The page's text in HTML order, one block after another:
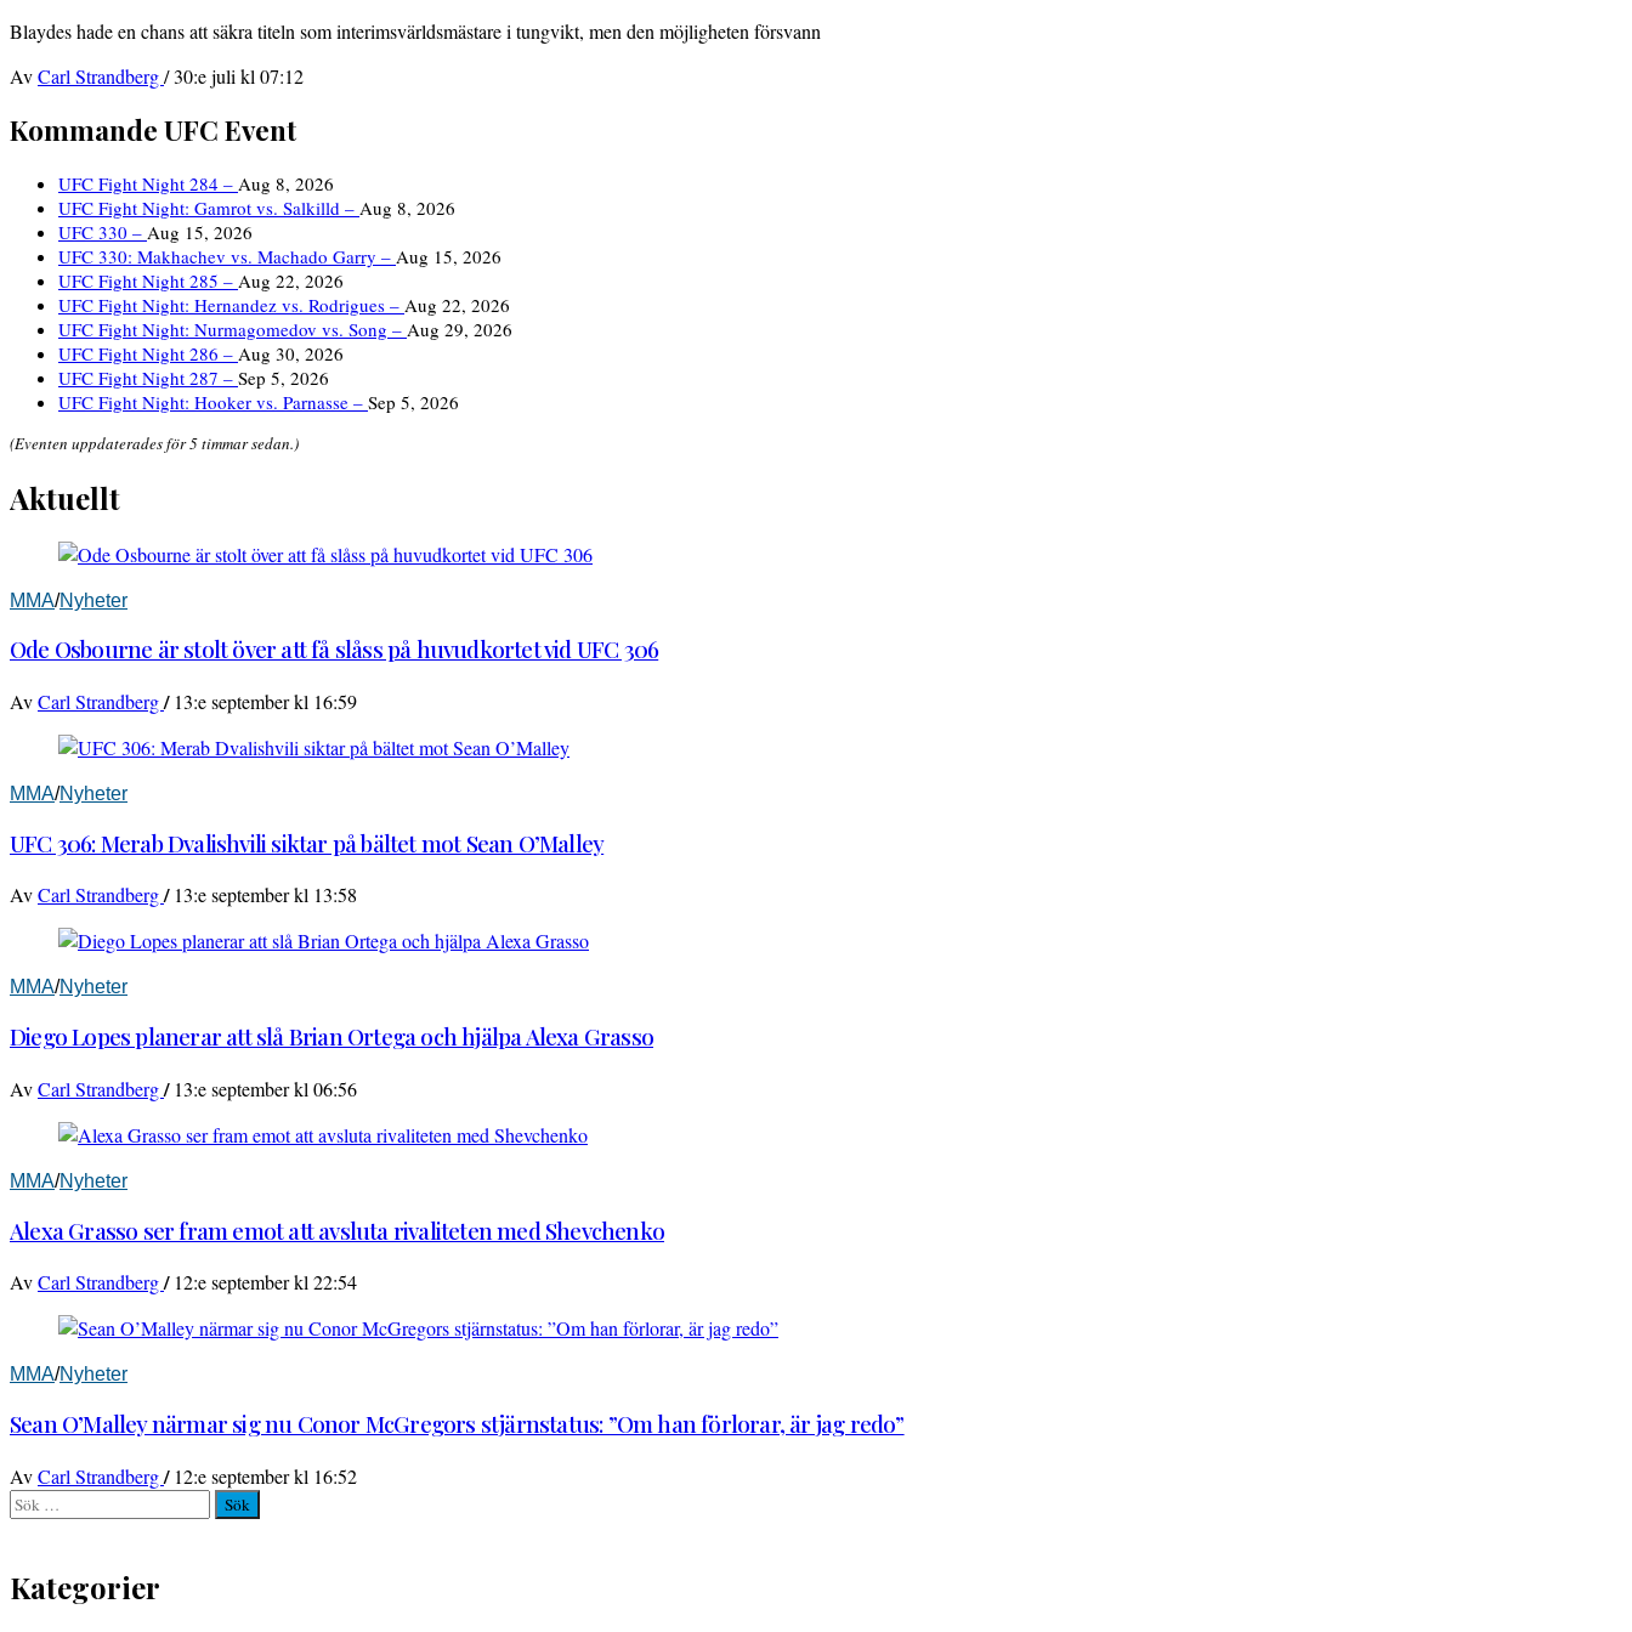
Blaydes hade en chans att säkra titeln som interimsvärldsmästare i tungvikt, men den möjligheten försvann
AvCarl Strandberg/30:e juli kl 07:12
Kommande UFC Event
UFC Fight Night 284 – Aug 8, 2026
UFC Fight Night: Gamrot vs. Salkilld – Aug 8, 2026
UFC 330 – Aug 15, 2026
UFC 330: Makhachev vs. Machado Garry – Aug 15, 2026
UFC Fight Night 285 – Aug 22, 2026
UFC Fight Night: Hernandez vs. Rodrigues – Aug 22, 2026
UFC Fight Night: Nurmagomedov vs. Song – Aug 29, 2026
UFC Fight Night 286 – Aug 30, 2026
UFC Fight Night 287 – Sep 5, 2026
UFC Fight Night: Hooker vs. Parnasse – Sep 5, 2026
(Eventen uppdaterades för 5 timmar sedan.)
Aktuellt
MMA/Nyheter
Ode Osbourne är stolt över att få slåss på huvudkortet vid UFC 306
AvCarl Strandberg/ 13:e september kl 16:59
MMA/Nyheter
UFC 306: Merab Dvalishvili siktar på bältet mot Sean O’Malley
AvCarl Strandberg/ 13:e september kl 13:58
MMA/Nyheter
Diego Lopes planerar att slå Brian Ortega och hjälpa Alexa Grasso
AvCarl Strandberg/ 13:e september kl 06:56
MMA/Nyheter
Alexa Grasso ser fram emot att avsluta rivaliteten med Shevchenko
AvCarl Strandberg/ 12:e september kl 22:54
MMA/Nyheter
Sean O’Malley närmar sig nu Conor McGregors stjärnstatus: ”Om han förlorar, är jag redo”
AvCarl Strandberg/ 12:e september kl 16:52
Sök
efter:
Kategorier